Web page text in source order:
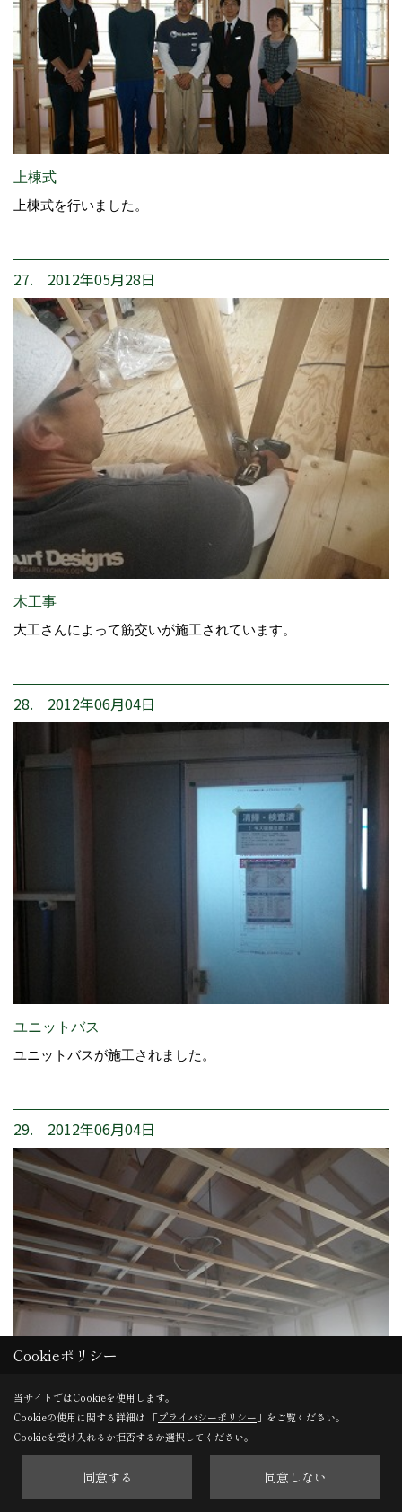
上棟式
上棟式を行いました。
27. 2012年05月28日
木工事
大工さんによって筋交いが施工されています。
28. 2012年06月04日
ユニットバス
ユニットバスが施工されました。
29. 2012年06月04日
大工さんが天井の下地を施工しています。
Cookieポリシー
当サイトではCookieを使用します。
Cookieの使用に関する詳細は 「プライバシーポリシー 」をご覧ください。
Cookieを受け入れるか拒否するか選択してください。
同意する 同意しない